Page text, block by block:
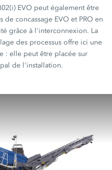
EVO peut également être
concassage EVO et PRO en
grâce à l'interconnexion. La
des processus offre ici une
: elle peut être placée sur
de l'installation.